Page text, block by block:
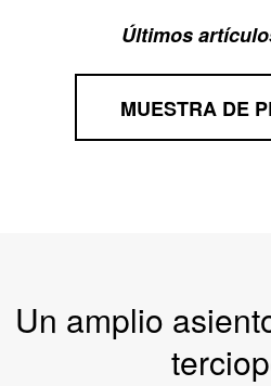
Últimos
MUESTRA DE
Un amplio